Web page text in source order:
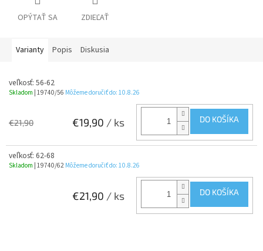
OPÝTAŤ SA ZDIEĽAŤ
Varianty Popis Diskusia
veľkosť: 56-62
Skladom | 19740/56 Môžeme doručiť do: 10.8.26
€21,90 €19,90 / ks DO KOŠÍKA
veľkosť: 62-68
Skladom | 19740/62 Môžeme doručiť do: 10.8.26
€21,90 / ks DO KOŠÍKA